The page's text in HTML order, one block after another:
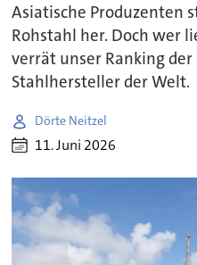
Asiatische Produzenten
Rohstahl her. Doch wer
verrät unser Ranking
Stahlhersteller der Welt.
Dörte Neitzel
11. Juni 2026